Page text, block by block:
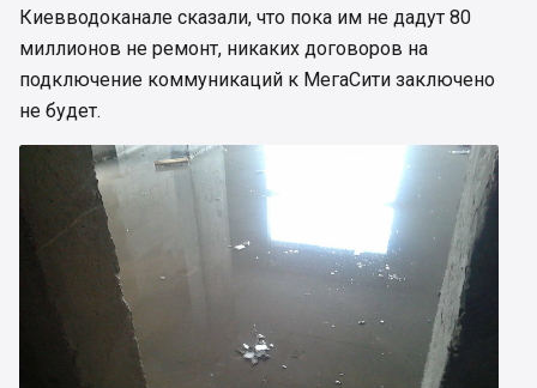
Киевводоканале сказали, что пока им не дадут 80
миллионов не ремонт, никаких договоров на
подключение коммуникаций к МегаСити заключено
не будет.